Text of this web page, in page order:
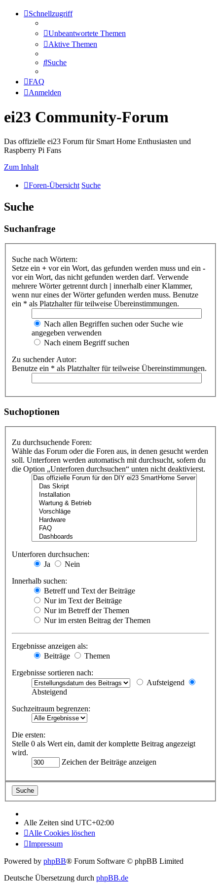
Schnellzugriff
Unbeantwortete Themen
Aktive Themen
Suche
FAQ
Anmelden
ei23 Community-Forum
Das offizielle ei23 Forum für Smart Home Enthusiasten und
Raspberry Pi Fans
Zum Inhalt
Foren-Übersicht Suche
Suche
Suchanfrage
Suche nach Wörtern:
Setze ein + vor ein Wort, das gefunden werden muss und ein -
vor ein Wort, das nicht gefunden werden darf. Verwende
mehrere Wörter getrennt durch | innerhalb einer Klammer,
wenn nur eines der Wörter gefunden werden muss. Benutze
ein * als Platzhalter für teilweise Übereinstimmungen.
Nach allen Begriffen suchen oder Suche wie
angegeben verwenden
Nach einem Begriff suchen
Zu suchender Autor:
Benutze ein * als Platzhalter für teilweise Übereinstimmungen.
Suchoptionen
Zu durchsuchende Foren:
Wähle das Forum oder die Foren aus, in denen gesucht werden
soll. Unterforen werden automatisch mit durchsucht, sofern du
die Option „Unterforen durchsuchen“ unten nicht deaktivierst.
Unterforen durchsuchen:
Ja
Nein
Innerhalb suchen:
Betreff und Text der Beiträge
Nur im Text der Beiträge
Nur im Betreff der Themen
Nur im ersten Beitrag der Themen
Ergebnisse anzeigen als:
Beiträge
Themen
Ergebnisse sortieren nach:
Aufsteigend
Absteigend
Suchzeitraum begrenzen:
Die ersten:
Stelle 0 als Wert ein, damit der komplette Beitrag angezeigt
wird.
Zeichen der Beiträge anzeigen
Alle Zeiten sind UTC+02:00
Alle Cookies löschen
Impressum
Powered by phpBB® Forum Software © phpBB Limited
Deutsche Übersetzung durch phpBB.de